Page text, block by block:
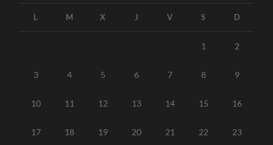
L M X J V S D
1 2
3 4 5 6 7 8 9
10 11 12 13 14 15 16
17 18 19 20 21 22 23